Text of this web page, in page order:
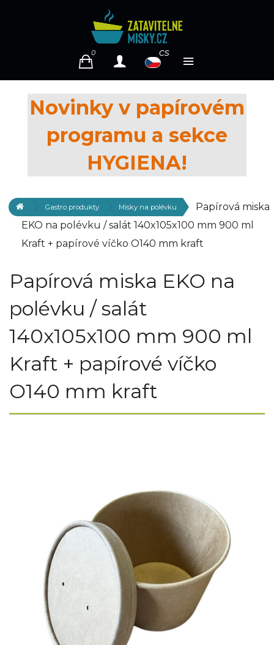
0 cs
Novinky v papírovém
programu a sekce
HYGIENA!
Gastro produkty Misky na polévku
Papírová miska
EKO na polévku / salát 140x105x100 mm 900 ml
Kraft + papírové víčko O140 mm kraft
Papírová miska EKO na
polévku / salát
140x105x100 mm 900 ml
Kraft + papírové víčko
O140 mm kraft